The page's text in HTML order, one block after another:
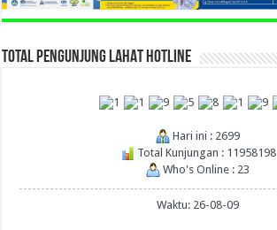
TOTAL PENGUNJUNG LAHAT HOTLINE
Hari ini : 2699
Total Kunjungan : 11958198
Who's Online : 23
Waktu: 26-08-09